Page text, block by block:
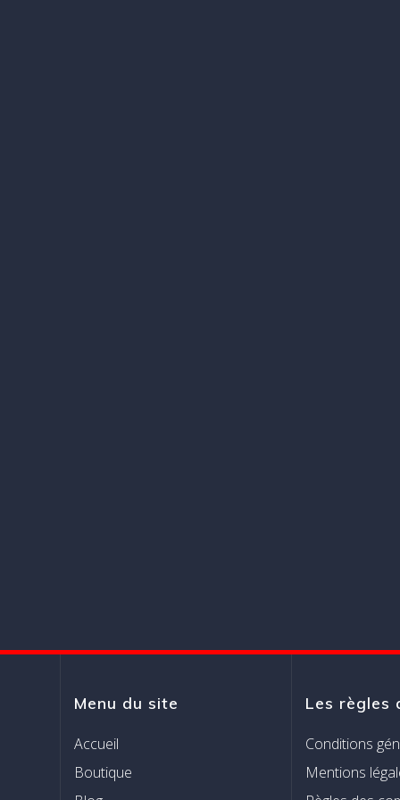
Menu du site
Accueil
Boutique
Les règles
Conditions
Mentions